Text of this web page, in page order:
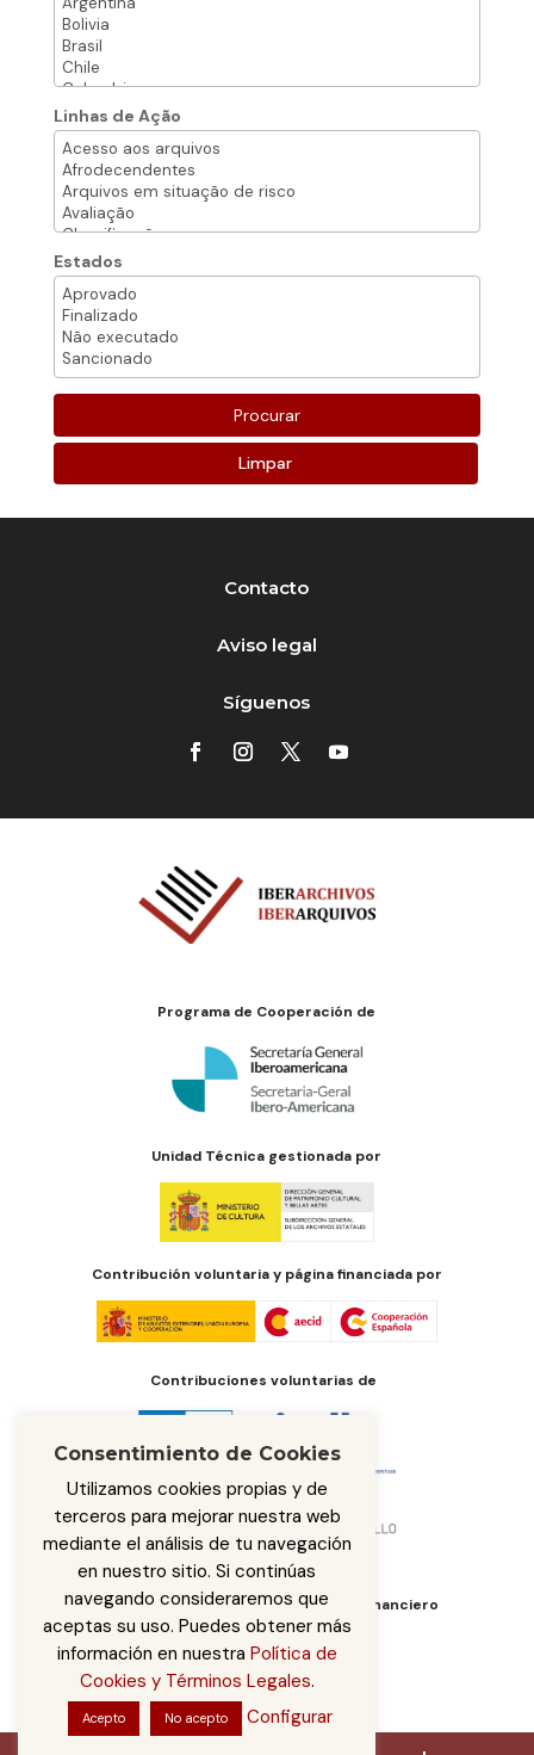
Linhas de Ação
Estados
Limpar
Contacto
Aviso legal
Síguenos
Programa de Cooperación de
Unidad Técnica gestionada por
Contribución voluntaria y página financiada por
Contribuciones voluntarias de
Órgano de administración del fondo financiero
Consentimiento de Cookies
Utilizamos cookies propias y de
terceros para mejorar nuestra web
mediante el análisis de tu navegación
en nuestro sitio. Si continúas
navegando consideraremos que
aceptas su uso. Puedes obtener más
información en nuestra Política de
Cookies y Términos Legales.
Acepto No acepto Configurar